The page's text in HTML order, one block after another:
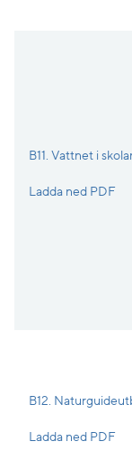
B11. Vattnet i
Ladda ned PDF
B12.
Ladda ned PDF